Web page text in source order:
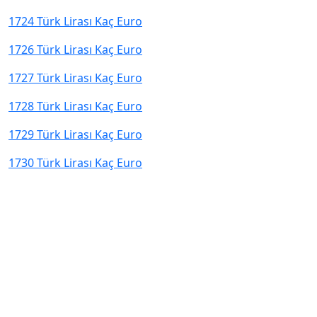
1724 Türk Lirası Kaç Euro
1726 Türk Lirası Kaç Euro
1727 Türk Lirası Kaç Euro
1728 Türk Lirası Kaç Euro
1729 Türk Lirası Kaç Euro
1730 Türk Lirası Kaç Euro